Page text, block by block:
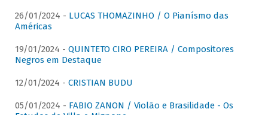
26/01/2024 - LUCAS THOMAZINHO / O Pianísmo das
Américas
19/01/2024 - QUINTETO CIRO PEREIRA / Compositores
Negros em Destaque
12/01/2024 - CRISTIAN BUDU
05/01/2024 - FABIO ZANON / Violão e Brasilidade - Os